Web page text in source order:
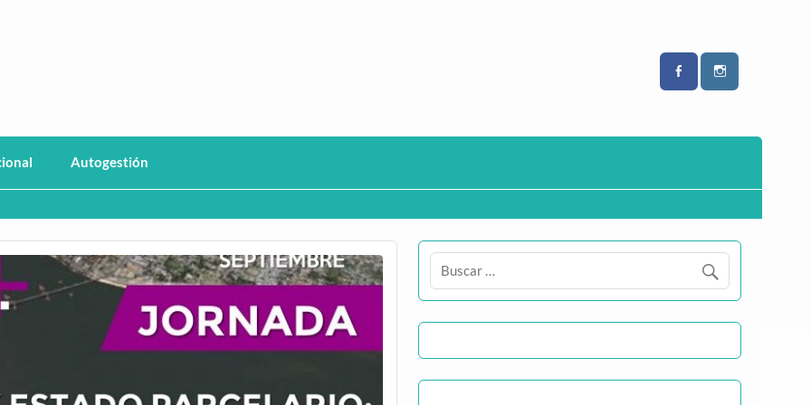
Autogestión